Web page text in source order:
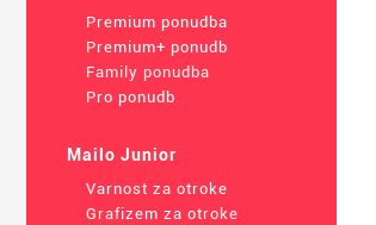
Premium ponudba
Premium+ ponudb
Family ponudba
Pro ponudb
Mailo Junior
Varnost za otroke
Grafizem za otroke